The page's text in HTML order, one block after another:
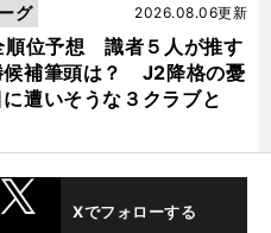
順位予想 識者５人が推す
候補筆頭は？ J2降格の憂
に遭いそうな３クラブと
2026.08.06更新
グ
Xでフォローする